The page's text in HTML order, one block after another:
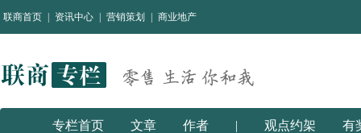
联商首页 资讯中心 营销策划 商业地产
专栏首页 文章 作者 | 观点约架 有